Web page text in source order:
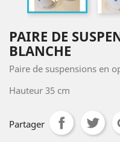
PAIRE DE
BLANCHE
Paire de suspensions en
Hauteur 35 cm
Partager